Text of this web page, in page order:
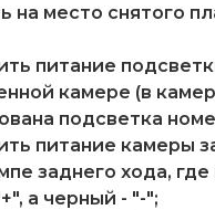
на место снятого
питание
камере (в
подсветка
питание камеры
заднего хода,
а черный - "-";